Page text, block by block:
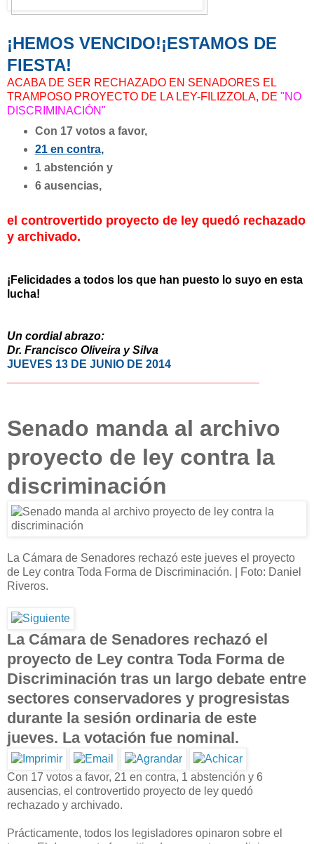
¡HEMOS VENCIDO!¡ESTAMOS DE
FIESTA!
ACABA DE SER RECHAZADO EN SENADORES EL
TRAMPOSO PROYECTO DE LA LEY-FILIZZOLA, DE "NO
DISCRIMINACIÓN"
Con 17 votos a favor,
21 en contra,
1 abstención y
6 ausencias,
el controvertido proyecto de ley quedó rechazado
y archivado.
¡Felicidades a todos los que han puesto lo suyo en esta
lucha!
Un cordial abrazo:
Dr. Francisco Oliveira y Silva
JUEVES 13 DE JUNIO DE 2014
Senado manda al archivo
proyecto de ley contra la
discriminación
La Cámara de Senadores rechazó este jueves el proyecto
de Ley contra Toda Forma de Discriminación. | Foto: Daniel
Riveros.
La Cámara de Senadores rechazó el
proyecto de Ley contra Toda Forma de
Discriminación tras un largo debate entre
sectores conservadores y progresistas
durante la sesión ordinaria de este
jueves. La votación fue nominal.
Con 17 votos a favor, 21 en contra, 1 abstención y 6
ausencias, el controvertido proyecto de ley quedó
rechazado y archivado.
Prácticamente, todos los legisladores opinaron sobre el